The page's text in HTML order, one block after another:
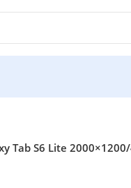
Tab S6 Lite